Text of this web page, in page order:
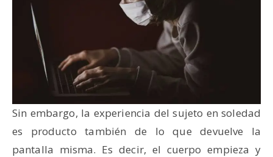
Sin embargo, la experiencia del sujeto en soledad
es producto también de lo que devuelve la
pantalla misma. Es decir, el cuerpo empieza y